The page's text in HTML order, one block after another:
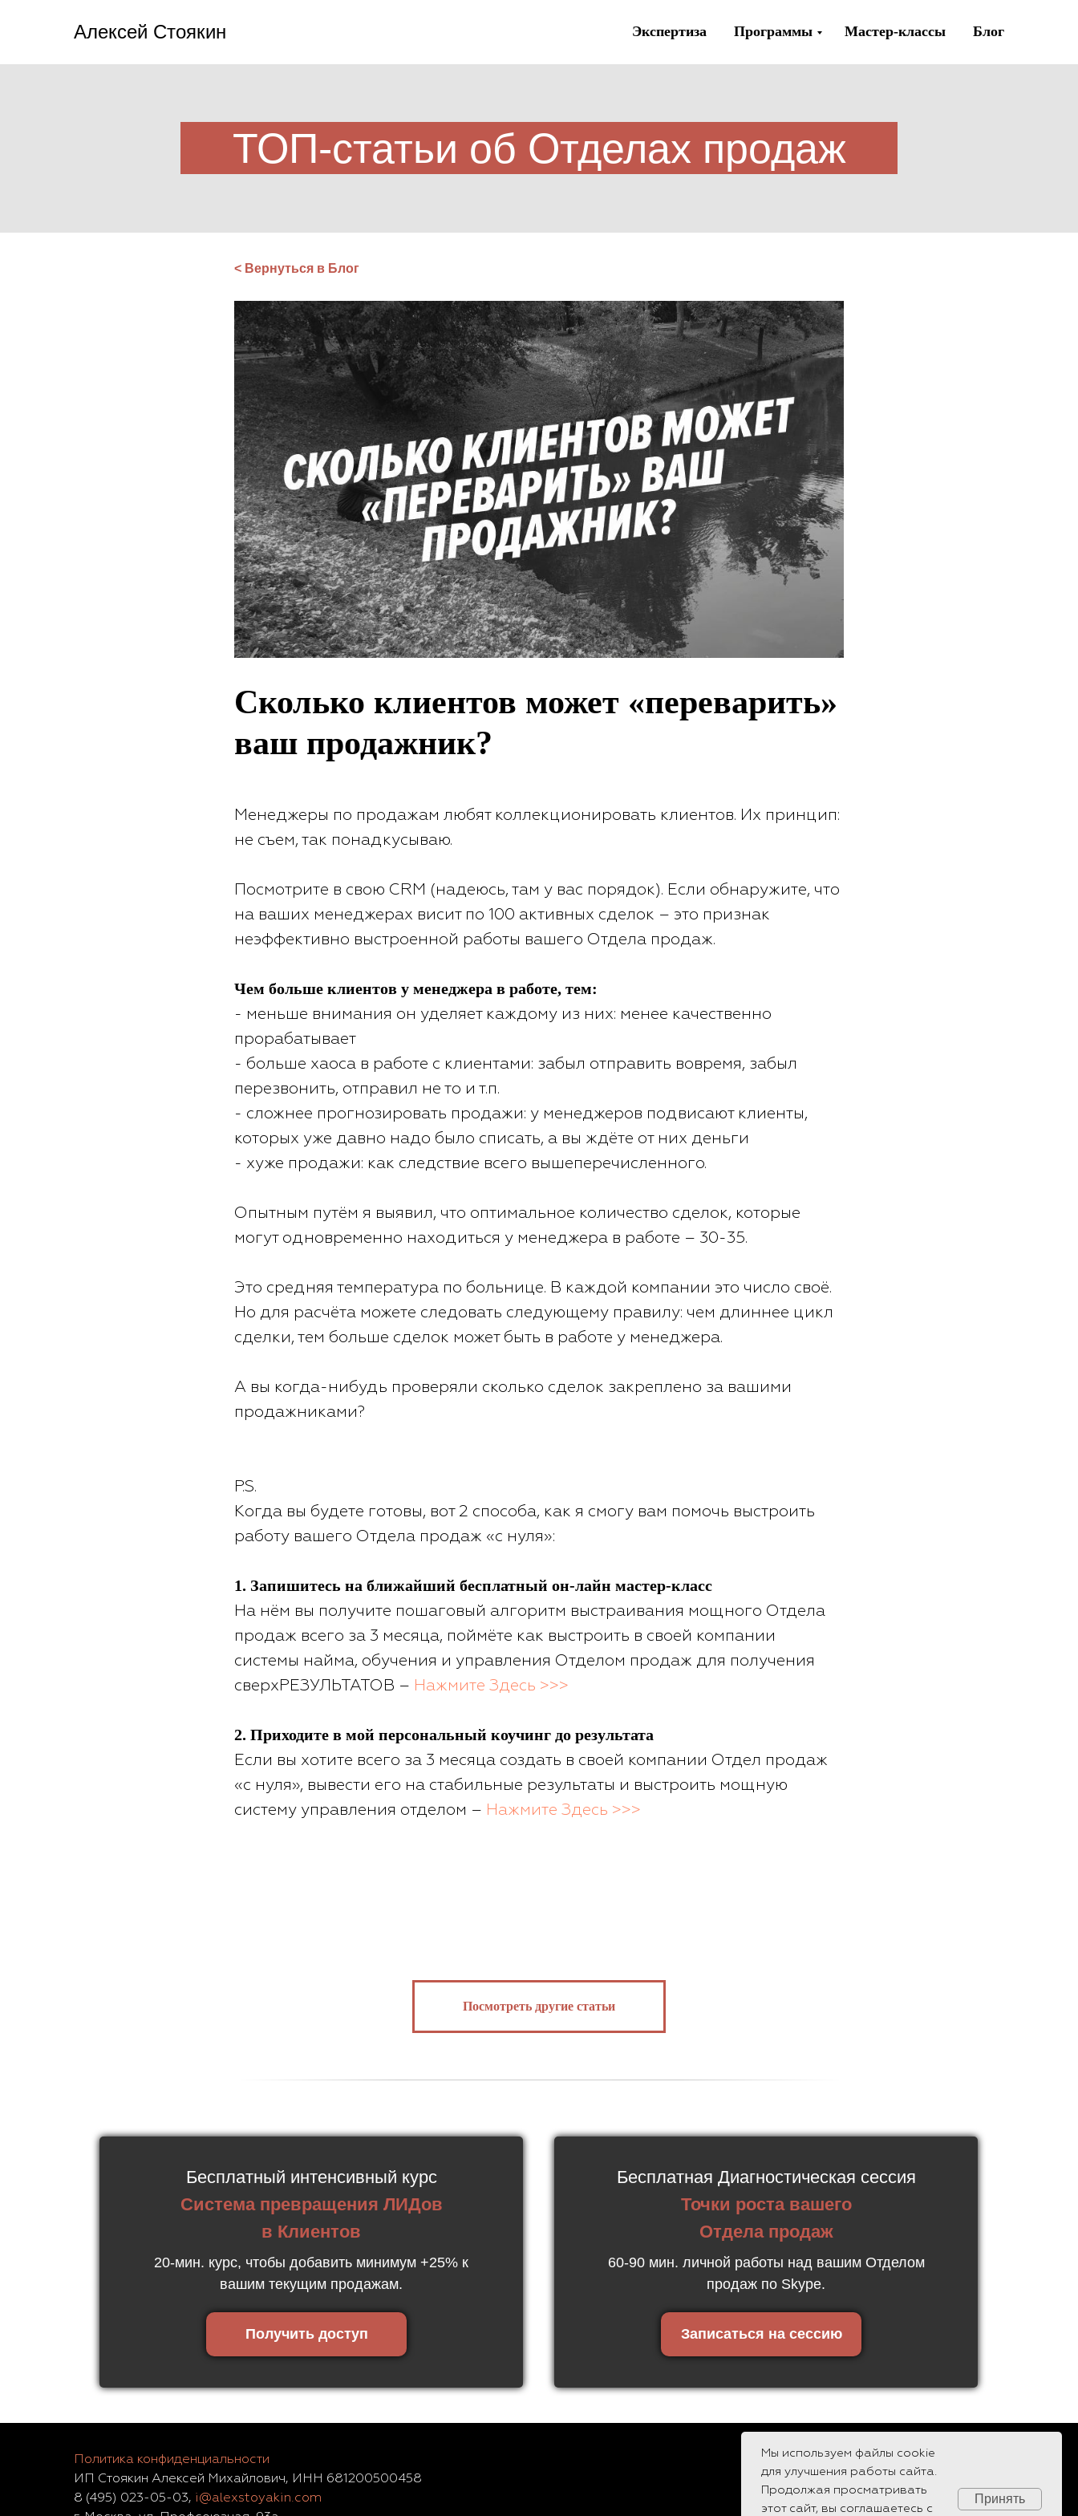
Алексей Стоякин Экспертиза Программы Мастер-классы Блог
ТОП-статьи об Отделах продаж
< Вернуться в Блог
Сколько клиентов может «переварить»
ваш продажник?
Менеджеры по продажам любят коллекционировать клиентов. Их принцип:
не съем, так понадкусываю.
Посмотрите в свою CRM (надеюсь, там у вас порядок). Если обнаружите, что
на ваших менеджерах висит по 100 активных сделок – это признак
неэффективно выстроенной работы вашего Отдела продаж.
Чем больше клиентов у менеджера в работе, тем:
- меньше внимания он уделяет каждому из них: менее качественно
прорабатывает
- больше хаоса в работе с клиентами: забыл отправить вовремя, забыл
перезвонить, отправил не то и т.п.
- сложнее прогнозировать продажи: у менеджеров подвисают клиенты,
которых уже давно надо было списать, а вы ждёте от них деньги
- хуже продажи: как следствие всего вышеперечисленного.
Опытным путём я выявил, что оптимальное количество сделок, которые
могут одновременно находиться у менеджера в работе – 30-35.
Это средняя температура по больнице. В каждой компании это число своё.
Но для расчёта можете следовать следующему правилу: чем длиннее цикл
сделки, тем больше сделок может быть в работе у менеджера.
А вы когда-нибудь проверяли сколько сделок закреплено за вашими
продажниками?
P.S.
Когда вы будете готовы, вот 2 способа, как я смогу вам помочь выстроить
работу вашего Отдела продаж «с нуля»:
1. Запишитесь на ближайший бесплатный он-лайн мастер-класс
На нём вы получите пошаговый алгоритм выстраивания мощного Отдела
продаж всего за 3 месяца, поймёте как выстроить в своей компании
системы найма, обучения и управления Отделом продаж для получения
сверхРЕЗУЛЬТАТОВ – Нажмите Здесь >>>
2. Приходите в мой персональный коучинг до результата
Если вы хотите всего за 3 месяца создать в своей компании Отдел продаж
«с нуля», вывести его на стабильные результаты и выстроить мощную
систему управления отделом – Нажмите Здесь >>>
Посмотреть другие статьи
Бесплатный интенсивный курс
Система превращения ЛИДов
в Клиентов
20-мин. курс, чтобы добавить минимум +25% к
вашим текущим продажам.
Получить доступ
Бесплатная Диагностическая сессия
Точки роста вашего
Отдела продаж
60-90 мин. личной работы над вашим Отделом
продаж по Skype.
Записаться на сессию
Политика конфиденциальности
ИП Стоякин Алексей Михайлович, ИНН 681200500458
8 (495) 023-05-03, i@alexstoyakin.com
Мы используем файлы cookie
для улучшения работы сайта.
Продолжая просматривать
этот сайт, вы соглашаетесь с
Принять